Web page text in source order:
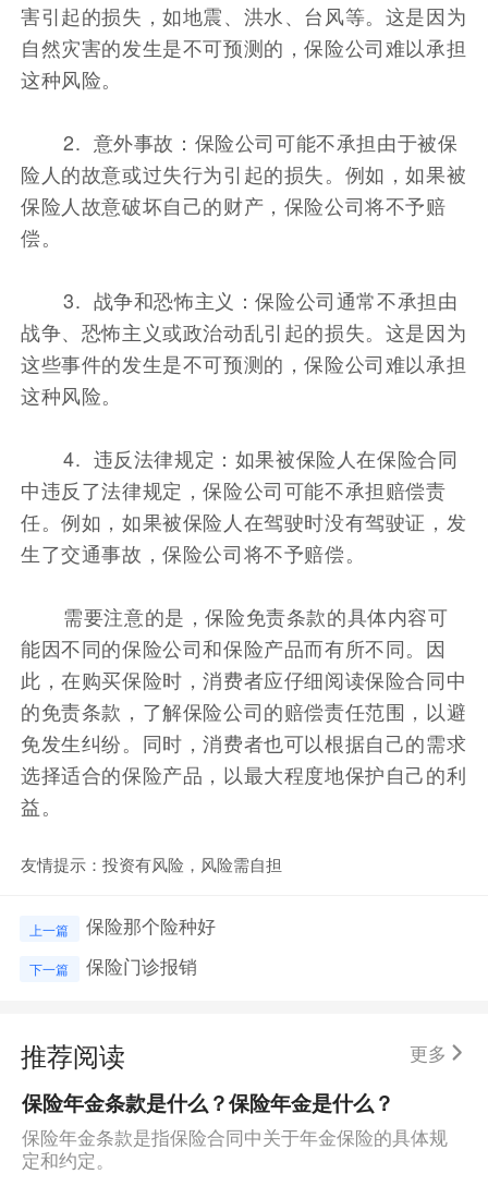
害引起的损失，如地震、洪水、台风等。这是因为
自然灾害的发生是不可预测的，保险公司难以承担
这种风险。
2. 意外事故：保险公司可能不承担由于被保
险人的故意或过失行为引起的损失。例如，如果被
保险人故意破坏自己的财产，保险公司将不予赔
偿。
3. 战争和恐怖主义：保险公司通常不承担由
战争、恐怖主义或政治动乱引起的损失。这是因为
这些事件的发生是不可预测的，保险公司难以承担
这种风险。
4. 违反法律规定：如果被保险人在保险合同
中违反了法律规定，保险公司可能不承担赔偿责
任。例如，如果被保险人在驾驶时没有驾驶证，发
生了交通事故，保险公司将不予赔偿。
需要注意的是，保险免责条款的具体内容可
能因不同的保险公司和保险产品而有所不同。因
此，在购买保险时，消费者应仔细阅读保险合同中
的免责条款，了解保险公司的赔偿责任范围，以避
免发生纠纷。同时，消费者也可以根据自己的需求
选择适合的保险产品，以最大程度地保护自己的利
益。
友情提示：投资有风险，风险需自担
上一篇 保险那个险种好
下一篇 保险门诊报销
推荐阅读 更多
保险年金条款是什么？保险年金是什么？
保险年金条款是指保险合同中关于年金保险的具体规
定和约定。